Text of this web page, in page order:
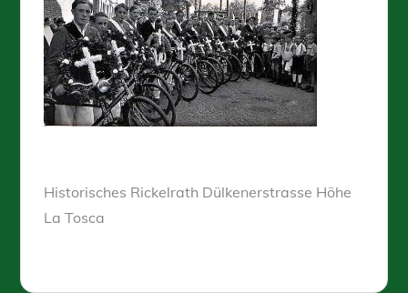
Historisches Rickelrath Dülkenerstrasse Höhe
La Tosca